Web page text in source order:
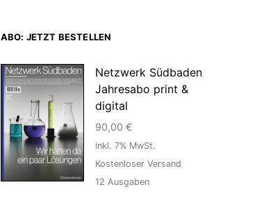
ABO: JETZT BESTELLEN
Netzwerk Südbaden
Jahresabo print &
digital
90,00 €
inkl. 7% MwSt.
Kostenloser Versand
12 Ausgaben